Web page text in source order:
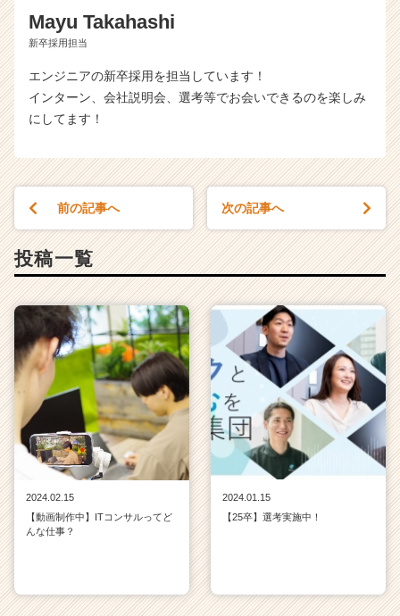
Mayu Takahashi
新卒採用担当
エンジニアの新卒採用を担当しています！
インターン、会社説明会、選考等でお会いできるのを楽しみ
にしてます！
前の記事へ 次の記事へ
投稿一覧
2024.02.15
【動画制作中】ITコンサルってど
んな仕事？
2024.01.15
【25卒】選考実施中！